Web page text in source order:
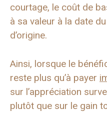
courtage, le coût de
à sa valeur à la date
d’origine.
Ainsi, lorsque le
reste plus qu’à payer
sur l’appréciation
plutôt que sur le gain